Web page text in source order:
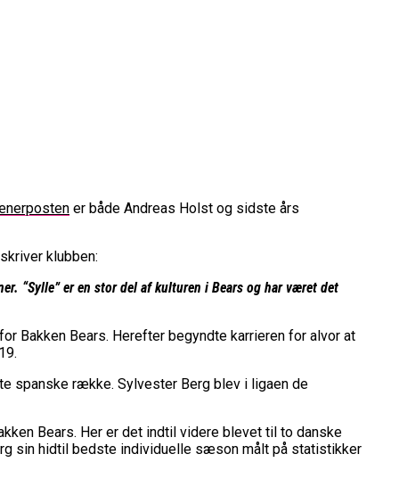
Fremtiden”
Billet
Cup
Overtidsdrama
Mål Er At Vinde Turneringen”
Største Scene
OL Nogensinde”
er både Andreas Holst og sidste års
klubben:
“Sylle” er en stor del af kulturen i Bears og har været det
Bakken Bears. Herefter begyndte karrieren for alvor at
spanske række. Sylvester Berg blev i ligaen de
Bears. Her er det indtil videre blevet til to danske
sin hidtil bedste individuelle sæson målt på statistikker